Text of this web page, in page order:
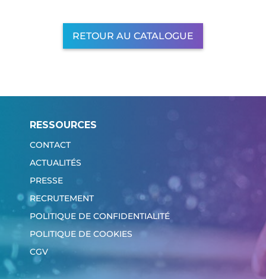
RETOUR AU CATALOGUE
RESSOURCES
CONTACT
ACTUALITÉS
PRESSE
RECRUTEMENT
POLITIQUE DE CONFIDENTIALITÉ
POLITIQUE DE COOKIES
CGV